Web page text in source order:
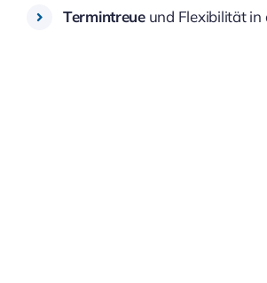
Termintreueund Flexibilität in